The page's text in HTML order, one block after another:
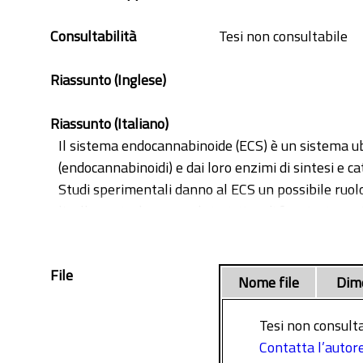
sistema
Consultabilità
Tesi non consultabile
Riassunto (Inglese)
Riassunto (Italiano)
Il sistema endocannabinoide (ECS) è un sistema
(endocannabinoidi) e dai loro enzimi di sintesi e
Studi sperimentali danno al ECS un possibile
livello centrale porta al ripristino di funzioni
La presente Tesi di Laurea ha l’obbiettivo di
componente ortosterica selettività recettoriale e
Sono state combinate la porzione allosterica
sintetizzati e validati, quali FM6b e LV62,
Prima è stata valutata l’attività
File Nome file
Tesi non
Contatta